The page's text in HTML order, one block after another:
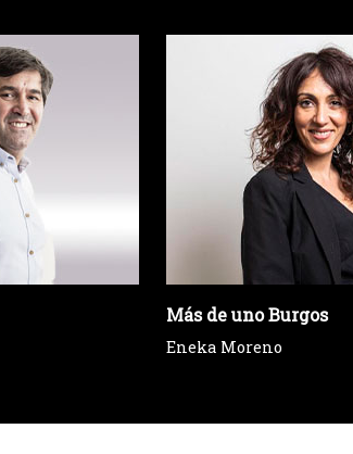
Más de uno Burgos
Eneka Moreno